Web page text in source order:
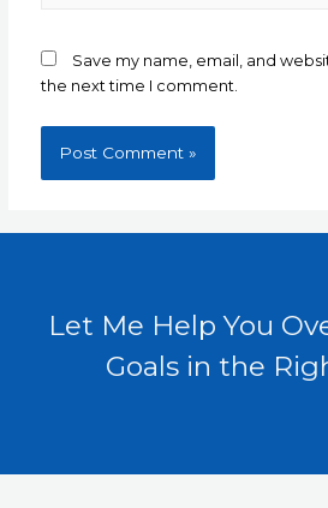
Save my name, email, and
the next time I comment.
Let Me Help You
Goals in the